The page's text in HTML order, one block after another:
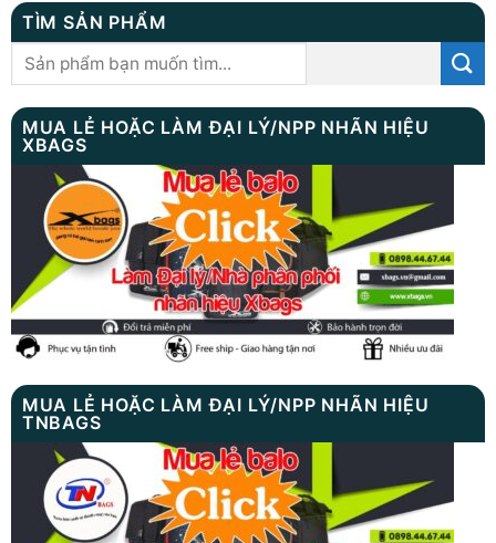
TÌM SẢN PHẨM
Tìm
MUA LẺ HOẶC LÀM ĐẠI LÝ/NPP NHÃN HIỆU
XBAGS
MUA LẺ HOẶC LÀM ĐẠI LÝ/NPP NHÃN HIỆU
TNBAGS